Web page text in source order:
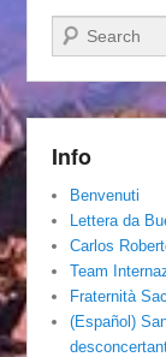
Cerca
Info
Benvenuti
Lettera da
Carlos
Team
Fraternità
(Español)